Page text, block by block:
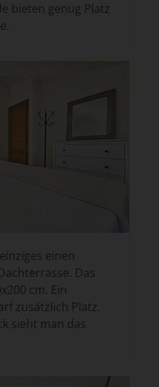
bieten genug Platz
einen
Das
cm. Ein
zusätzlich Platz.
sieht man das